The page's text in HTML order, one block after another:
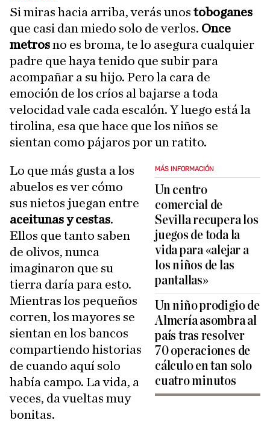
Si miras hacia arriba, verás unos toboganes
que casi dan miedo solo de verlos. Once
metrosno es broma, te lo asegura cualquier
padre que haya tenido que subir para
acompañar a su hijo. Pero la cara de
emoción de los críos al bajarse a toda
velocidad vale cada escalón. Y luego está la
tirolina, esa que hace que los niños se
sientan como pájaros por un ratito.
MÁS INFORMACIÓN
Un centro
comercial de
Sevilla recupera los
juegos de toda la
vida para «alejar a
los niños de las
pantallas»
Un niño prodigio de
Almería asombra al
país tras resolver
70 operaciones de
cálculo en tan solo
cuatro minutos
Lo que más gusta a los
abuelos es ver cómo
sus nietos juegan entre
aceitunas y cestas.
Ellos que tanto saben
de olivos, nunca
imaginaron que su
tierra daría para esto.
Mientras los pequeños
corren, los mayores se
sientan en los bancos
compartiendo historias
de cuando aquí solo
había campo. La vida, a
veces, da vueltas muy
bonitas.